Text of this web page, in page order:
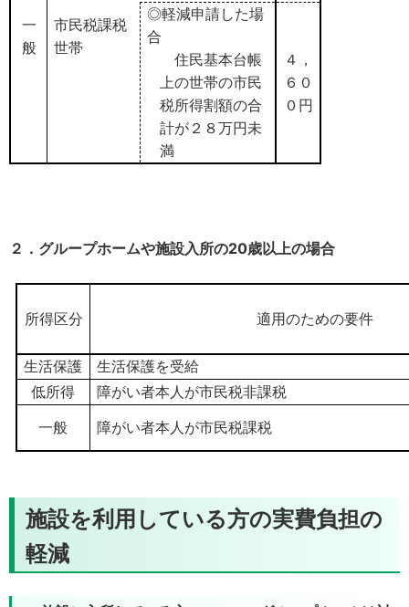
一
般
市民税課税
世帯
◎軽減申請した場
合
住民基本台帳
上の世帯の市民
税所得割額の合
計が２８万円未
満
４，
６０
０円
２．グループホームや施設入所の20歳以上の場合
所得区分 適用のための要件
生活保護
生活保護を受給
低所得
障がい者本人が市民税非課税
一般
障がい者本人が市民税課税
施設を利用している方の実費負担の
軽減